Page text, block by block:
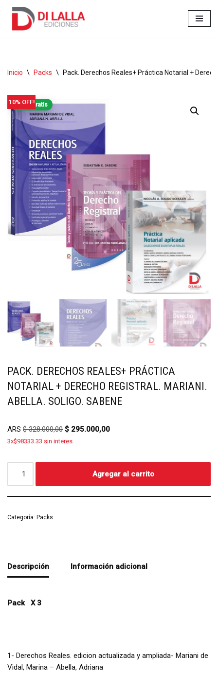
Inicio \ Packs \ Pack. Derechos Reales+ Práctica Notarial +
10% OFF!
Envío gratis
PACK. DERECHOS REALES+ PRÁCTICA
NOTARIAL + DERECHO REGISTRAL. MARIANI.
ABELLA. SOLIGO. SABENE
ARS $328.000,00 $ 295.000,00
3x$98333.33 sin interes
Agregar al carrito
Categoría: Packs
Descripción Información adicional
Pack X 3
1- Derechos Reales. edicion actualizada y ampliada- Mariani de
Vidal, Marina – Abella, Adriana